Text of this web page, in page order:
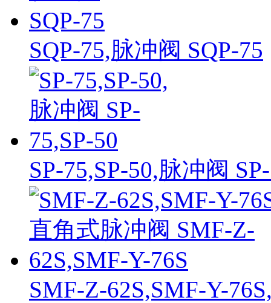
SQP-75,脉冲阀 SQP-75
SP-75,SP-50,脉冲阀
SMF-Z-62S,SMF-Y-